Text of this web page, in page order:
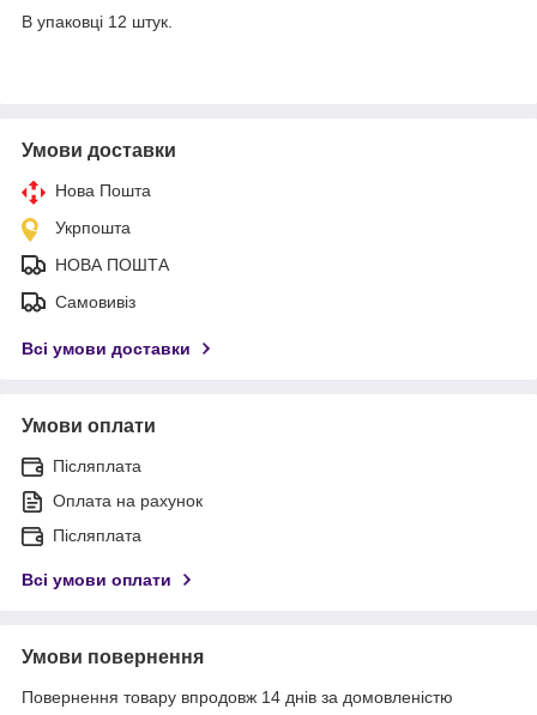
В упаковці 12 штук.
Умови доставки
Нова Пошта
Укрпошта
НОВА ПОШТА
Самовивіз
Всі умови доставки
Умови оплати
Післяплата
Оплата на рахунок
Післяплата
Всі умови оплати
Умови повернення
Повернення товару впродовж 14 днів за домовленістю